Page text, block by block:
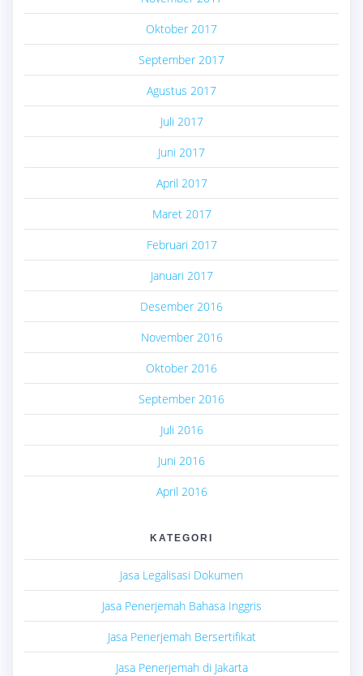
Oktober 2017
September 2017
Agustus 2017
Juli 2017
Juni 2017
April 2017
Maret 2017
Februari 2017
Januari 2017
Desember 2016
November 2016
Oktober 2016
September 2016
Juli 2016
Juni 2016
April 2016
KATEGORI
Jasa Legalisasi Dokumen
Jasa Penerjemah Bahasa Inggris
Jasa Penerjemah Bersertifikat
Jasa Penerjemah di Jakarta